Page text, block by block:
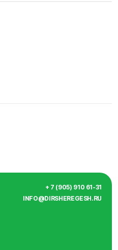
+ 7 (905) 910 61-31
INFO@DIRSHEREGESH.RU